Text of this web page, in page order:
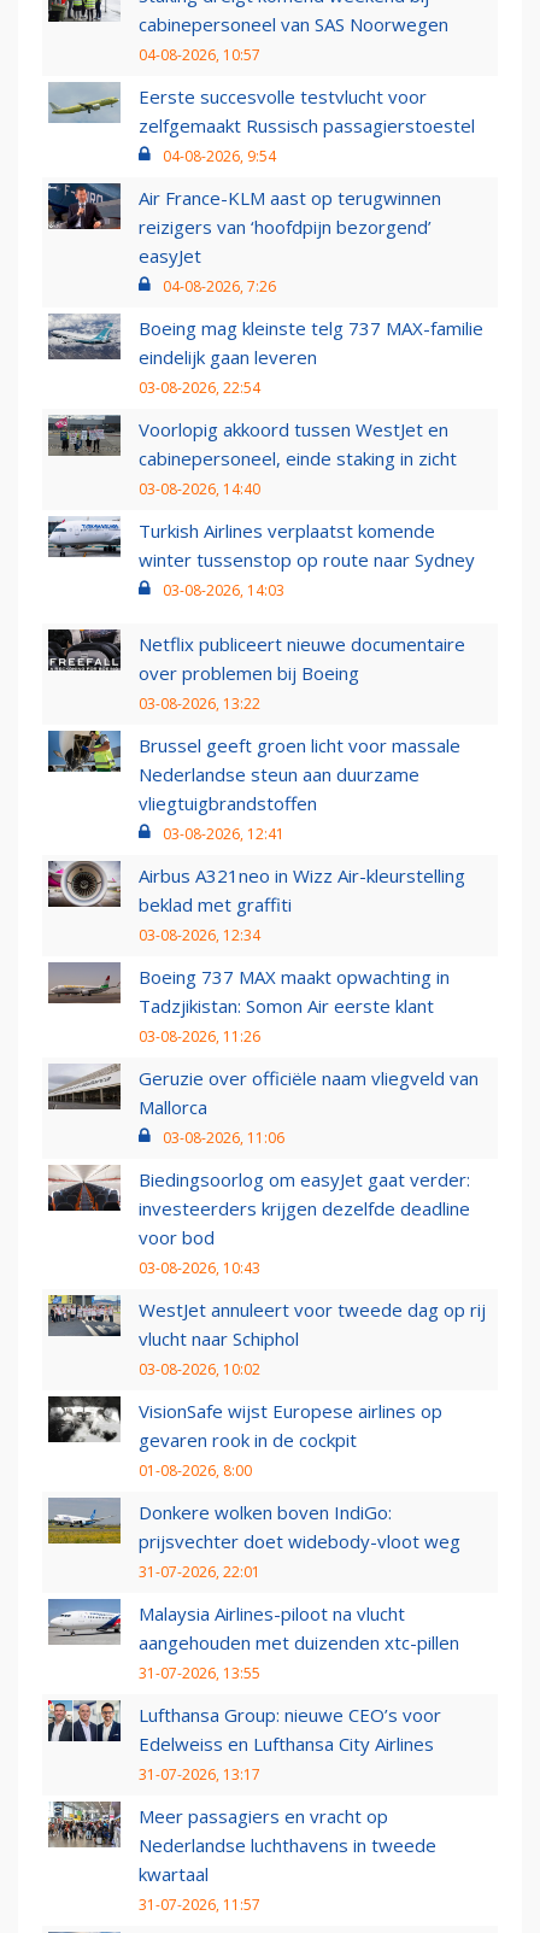
cabinepersoneel van SAS Noorwegen
04-08-2026, 10:57
Eerste succesvolle testvlucht voor
zelfgemaakt Russisch passagierstoestel
04-08-2026, 9:54
Air France-KLM aast op terugwinnen
reizigers van ‘hoofdpijn bezorgend’
easyJet
04-08-2026, 7:26
Boeing mag kleinste telg 737 MAX-familie
eindelijk gaan leveren
03-08-2026, 22:54
Voorlopig akkoord tussen WestJet en
cabinepersoneel, einde staking in zicht
03-08-2026, 14:40
Turkish Airlines verplaatst komende
winter tussenstop op route naar Sydney
03-08-2026, 14:03
Netflix publiceert nieuwe documentaire
over problemen bij Boeing
03-08-2026, 13:22
Brussel geeft groen licht voor massale
Nederlandse steun aan duurzame
vliegtuigbrandstoffen
03-08-2026, 12:41
Airbus A321neo in Wizz Air-kleurstelling
beklad met graffiti
03-08-2026, 12:34
Boeing 737 MAX maakt opwachting in
Tadzjikistan: Somon Air eerste klant
03-08-2026, 11:26
Geruzie over officiële naam vliegveld van
Mallorca
03-08-2026, 11:06
Biedingsoorlog om easyJet gaat verder:
investeerders krijgen dezelfde deadline
voor bod
03-08-2026, 10:43
WestJet annuleert voor tweede dag op rij
vlucht naar Schiphol
03-08-2026, 10:02
VisionSafe wijst Europese airlines op
gevaren rook in de cockpit
01-08-2026, 8:00
Donkere wolken boven IndiGo:
prijsvechter doet widebody-vloot weg
31-07-2026, 22:01
Malaysia Airlines-piloot na vlucht
aangehouden met duizenden xtc-pillen
31-07-2026, 13:55
Lufthansa Group: nieuwe CEO’s voor
Edelweiss en Lufthansa City Airlines
31-07-2026, 13:17
Meer passagiers en vracht op
Nederlandse luchthavens in tweede
kwartaal
31-07-2026, 11:57